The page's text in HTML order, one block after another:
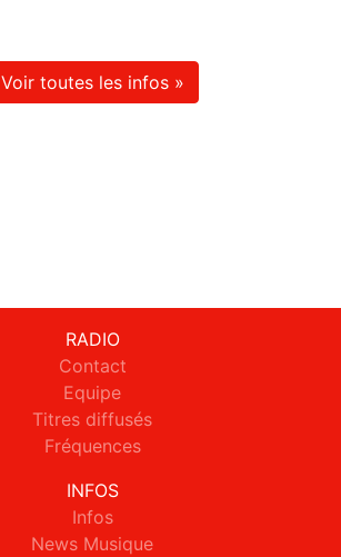
Voir toutes les infos »
RADIO
Contact
Equipe
Titres diffusés
Fréquences
INFOS
Infos
News Musique